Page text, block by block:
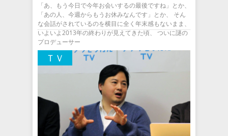
「あ、もう今日で今年お会いするの最後ですね」とか、
「あの人、今週からもうお休みなんです」とか、 そん
な会話がされているのを横目に全く年末感もないまま、
いよいよ2013年の終わりが見えてきた頃、 ついに謎の
プロデューサー
ＴＶ